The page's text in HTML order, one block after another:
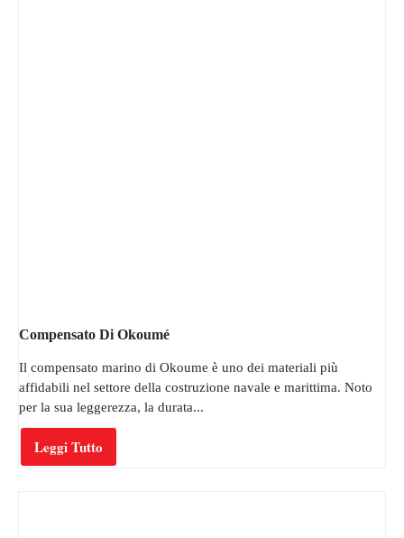
Compensato Di Okoumé
Il compensato marino di Okoume è uno dei materiali più
affidabili nel settore della costruzione navale e marittima. Noto
per la sua leggerezza, la durata...
Leggi Tutto